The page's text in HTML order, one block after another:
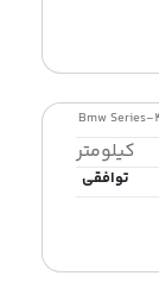
کیلومتر
توافقی